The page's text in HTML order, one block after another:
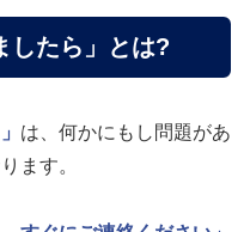
したら」とは?
は、何かにもし問題があ
ます。